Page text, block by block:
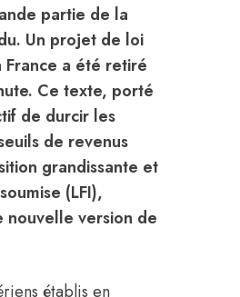
partie de la
Un projet de loi
France a été retiré
Ce texte, porté
de durcir les
de revenus
grandissante et
(LFI),
version de
établis en